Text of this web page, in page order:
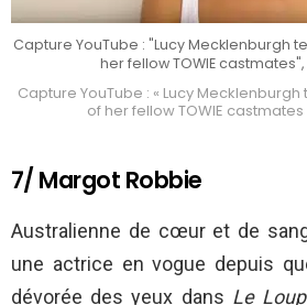
Capture YouTube : "Lucy Mecklenburgh
her fellow TOWIE
Capture YouTube : « Lucy
of her fellow TOWIE
7/ Margot Robbie
Australienne de cœur et de
une actrice en vogue depuis
dévorée des yeux dans Le